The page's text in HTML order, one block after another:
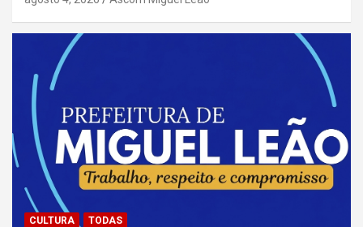
CULTURA TODAS